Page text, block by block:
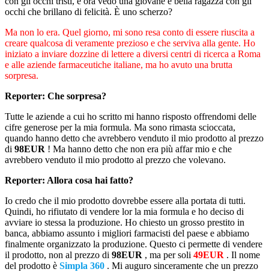
occhi che brillano di felicità. È uno scherzo?
Ma non lo era. Quel giorno, mi sono resa conto di essere riuscita a
creare qualcosa di veramente prezioso e che serviva alla gente. Ho
iniziato a inviare dozzine di lettere a diversi centri di ricerca a Roma
e alle aziende farmaceutiche italiane, ma ho avuto una brutta
sorpresa.
Reporter: Che sorpresa?
Tutte le aziende a cui ho scritto mi hanno risposto offrendomi delle
cifre generose per la mia formula. Ma sono rimasta scioccata,
quando hanno detto che avrebbero venduto il mio prodotto al prezzo
di 98EUR ! Ma hanno detto che non era più affar mio e che
avrebbero venduto il mio prodotto al prezzo che volevano.
Reporter: Allora cosa hai fatto?
Io credo che il mio prodotto dovrebbe essere alla portata di tutti.
Quindi, ho rifiutato di vendere lor la mia formula e ho deciso di
avviare io stessa la produzione. Ho chiesto un grosso prestito in
banca, abbiamo assunto i migliori farmacisti del paese e abbiamo
finalmente organizzato la produzione. Questo ci permette di vendere
il prodotto, non al prezzo di 98EUR , ma per soli 49EUR . Il nome
del prodotto è Simpla 360 . Mi auguro sinceramente che un prezzo